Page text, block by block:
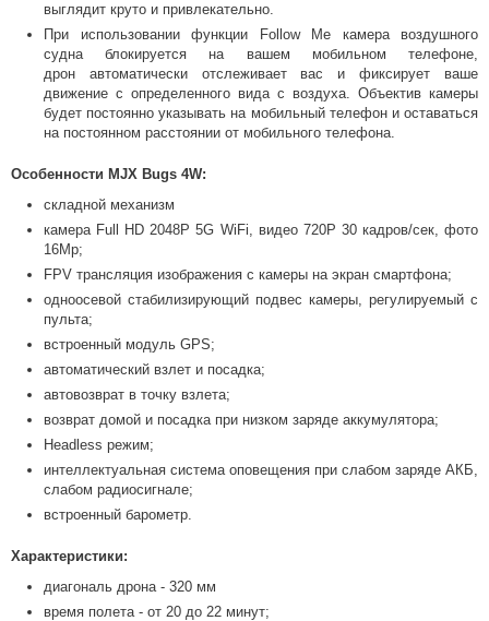
выглядит круто и привлекательно.
При использовании функции Follow Me камера воздушного
судна блокируется на вашем мобильном телефоне,
дрон автоматически отслеживает вас и фиксирует ваше
движение с определенного вида с воздуха. Объектив камеры
будет постоянно указывать на мобильный телефон и оставаться
на постоянном расстоянии от мобильного телефона.
Особенности MJX Bugs 4W:
складной механизм
камера Full HD 2048P 5G WiFi, видео 720P 30 кадров/сек, фото
16Mp;
FPV трансляция изображения с камеры на экран смартфона;
одноосевой стабилизирующий подвес камеры, регулируемый с
пульта;
встроенный модуль GPS;
автоматический взлет и посадка;
автовозврат в точку взлета;
возврат домой и посадка при низком заряде аккумулятора;
Headless режим;
интеллектуальная система оповещения при слабом заряде АКБ,
слабом радиосигнале;
встроенный барометр.
Характеристики:
диагональ дрона - 320 мм
время полета - от 20 до 22 минут;